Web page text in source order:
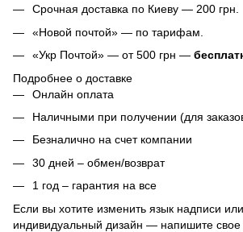
Срочная доставка по Киеву — 200 грн.
«Новой почтой» — по тарифам.
«Укр Почтой» — от 500 грн —
Подробнее о доставке
Онлайн оплата
Наличными при получении (для
Безналично на счет компании
30 дней – обмен/возврат
1 год – гарантия на все
Если вы хотите изменить язык надписи или
индивидуальный дизайн — напишите